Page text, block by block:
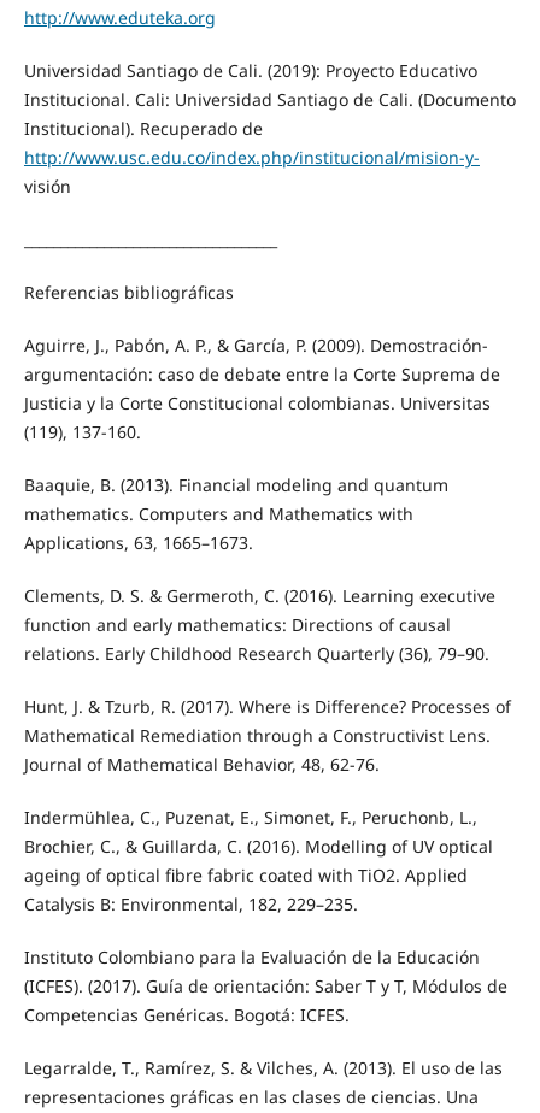
http://www.eduteka.org
Universidad Santiago de Cali. (2019): Proyecto Educativo
Institucional. Cali: Universidad Santiago de Cali. (Documento
Institucional). Recuperado de
http://www.usc.edu.co/index.php/institucional/mision-y-
visión
Referencias bibliográficas
Aguirre, J., Pabón, A. P., & García, P. (2009). Demostración-
argumentación: caso de debate entre la Corte Suprema de
Justicia y la Corte Constitucional colombianas. Universitas
(119), 137-160.
Baaquie, B. (2013). Financial modeling and quantum
mathematics. Computers and Mathematics with
Applications, 63, 1665–1673.
Clements, D. S. & Germeroth, C. (2016). Learning executive
function and early mathematics: Directions of causal
relations. Early Childhood Research Quarterly (36), 79–90.
Hunt, J. & Tzurb, R. (2017). Where is Difference? Processes of
Mathematical Remediation through a Constructivist Lens.
Journal of Mathematical Behavior, 48, 62-76.
Indermühlea, C., Puzenat, E., Simonet, F., Peruchonb, L.,
Brochier, C., & Guillarda, C. (2016). Modelling of UV optical
ageing of optical fibre fabric coated with TiO2. Applied
Catalysis B: Environmental, 182, 229–235.
Instituto Colombiano para la Evaluación de la Educación
(ICFES). (2017). Guía de orientación: Saber T y T, Módulos de
Competencias Genéricas. Bogotá: ICFES.
Legarralde, T., Ramírez, S. & Vilches, A. (2013). El uso de las
representaciones gráficas en las clases de ciencias. Una